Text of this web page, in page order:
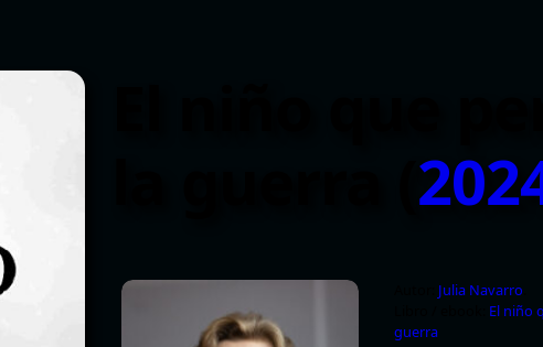
Julia Navarro
El niño
guerra